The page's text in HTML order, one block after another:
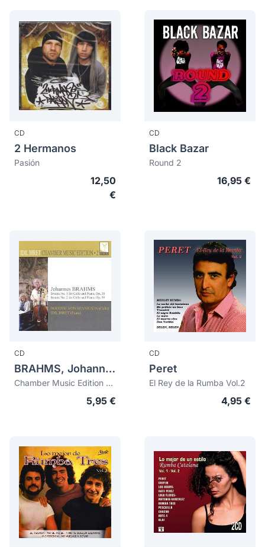
CD
2 Hermanos
Pasión
12,50
€
CD
Black Bazar
Round 2
16,95 €
CD
BRAHMS, Johannes (1833-1897)
Chamber Music Edition 2: Sonatas Nos.1 & 2 for Cello and Piano
5,95 €
CD
Peret
El Rey de la Rumba Vol.2
4,95 €